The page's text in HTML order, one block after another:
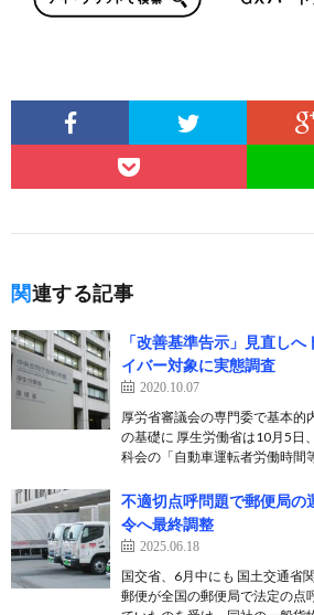
関連する記事
「改善基準告示」見直し
イバー対象に実態調査
2020.10.07
厚労省審議会の専門委で基本的
の基礎に 厚生労働省は10月5日
科会の「自動車運転者労働時間
不適切点呼問題で郵便局の
令へ最終調整
2025.06.18
国交省、6月中にも 国土交通省
郵便が全国の郵便局で法定の点